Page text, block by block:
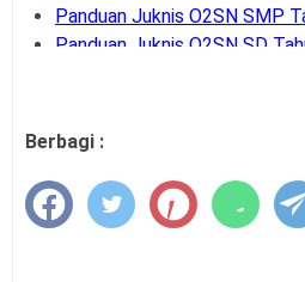
Panduan Juknis O2SN SMP
Panduan Juknis O2SN SD
Tahun 2026
Juknis OPSI SMA MA SMK
Juknis OPSI SMP MTs Tahun
Juknis FLS3N SMA SMK MA
Berbagi :